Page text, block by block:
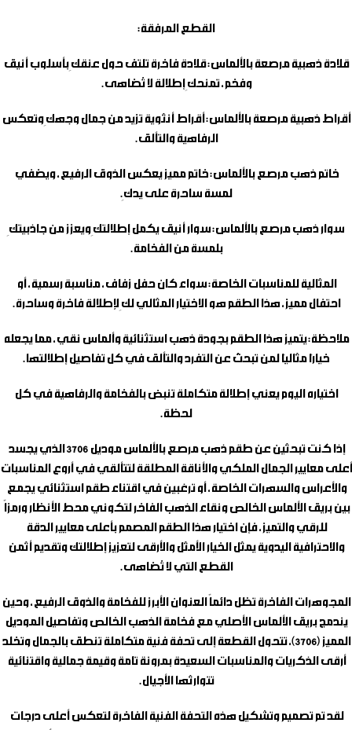
القطع المرفقة:
قلادة ذهبية مرصعة بالألماس:قلادة فاخرة تلتف حول عنقكِ بأسلوب أنيق
وفخم، تمنحكِ إطلالة لا تُضاهى.
أقراط ذهبية مرصعة بالألماس: أقراط أنثوية تزيد من جمال وجهكِ وتعكس
الرفاهية والتألق.
خاتم ذهب مرصع بالألماس:خاتم مميز يعكس الذوق الرفيع، ويضفي
لمسة ساحرة على يدكِ.
سوار ذهب مرصع بالألماس:سوار أنيق يكمل إطلالتكِ ويعزز من جاذبيتكِ
بلمسة من الفخامة.
المثالية للمناسبات الخاصة:سواء كان حفل زفاف، مناسبة رسمية، أو
احتفال مميز، هذا الطقم هو الاختيار المثالي لكِ لإطلالة فاخرة وساحرة.
ملاحظة:يتميز هذا الطقم بجودة ذهب استثنائية وألماس نقي، مما يجعله
خيارًا مثاليًا لمن تبحث عن التفرد والتألق في كل تفاصيل إطلالتها.
اختياره اليوم يعني إطلالة متكاملة تنبض بالفخامة والرفاهية في كل
لحظة.
إذا كنت تبحثين عنطقم ذهب مرصع بالألماس
موديل 3706 الذي يجسد
أعلى معايير الجمال الملكي والأناقة المطلقة لتتألقي في أروع المناسبات
والأعراس والسهرات الخاصة، أو ترغبين في اقتناء طقم استثنائي يجمع
بين بريق الألماس الخالص ونقاء الذهب الفاخر لتكوني محط الأنظار ورمزاً
للرقي والتميز، فإن اختيار هذا الطقم المصمم بأعلى معايير الدقة
والاحترافية اليدوية يمثل الخيار الأمثل والأرقى لتعزيز إطلالتك وتقديم أثمن
القطع التي لا تُضاهى.
المجوهرات الفاخرة تظل دائماً العنوان الأبرز للفخامة والذوق الرفيع، وحين
يندمج بريق الألماس الأصلي مع فخامة الذهب الخالص وتفاصيل الموديل
المميز (3706)، تتحول القطعة إلى تحفة فنية متكاملة تنطق بالجمال وتخلد
أرقى الذكريات والمناسبات السعيدة بمرونة تامة وقيمة جمالية واقتنائية
تتوارثها الأجيال.
لقد تم تصميم وتشكيل هذه التحفة الفنية الفاخرة لتعكس أعلى درجات